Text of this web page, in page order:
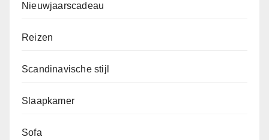
Nieuwjaarscadeau
Reizen
Scandinavische stijl
Slaapkamer
Sofa